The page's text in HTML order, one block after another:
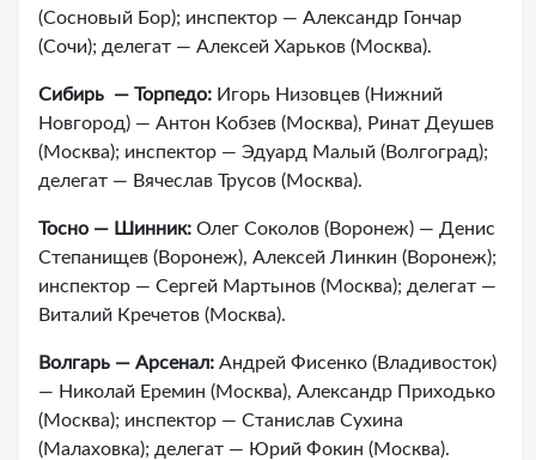
(Сосновый Бор); инспектор — Александр Гончар
(Сочи); делегат — Алексей Харьков (Москва).
Сибирь — Торпедо: Игорь Низовцев (Нижний
Новгород) — Антон Кобзев (Москва), Ринат Деушев
(Москва); инспектор — Эдуард Малый (Волгоград);
делегат — Вячеслав Трусов (Москва).
Тосно — Шинник: Олег Соколов (Воронеж) — Денис
Степанищев (Воронеж), Алексей Линкин (Воронеж);
инспектор — Сергей Мартынов (Москва); делегат —
Виталий Кречетов (Москва).
Волгарь — Арсенал: Андрей Фисенко (Владивосток)
— Николай Еремин (Москва), Александр Приходько
(Москва); инспектор — Станислав Сухина
(Малаховка); делегат — Юрий Фокин (Москва).